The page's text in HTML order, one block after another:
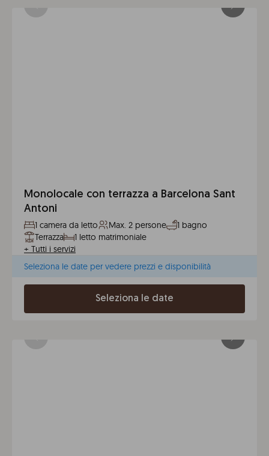
Monolocale con terrazza a Barcelona Sant
Antoni
1 camera da letto Max. 2 persone
1 bagno
Terrazza
1 letto matrimoniale
+ Tutti i servizi
Seleziona le date per vedere prezzi e disponibilità
Seleziona le date